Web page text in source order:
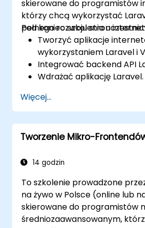
skierowane do programistów
którzy chcą wykorzystać
pełnego rozwoju stron
Pod koniec szkolenia
Tworzyć aplikacje
wykorzystaniem Laravel i
Integrować backend API
Wdrażać aplikację Laravel.
Więcej...
Tworzenie Mikro-
14 godzin
To szkolenie prowadzone
na żywo w Polsce (online lub
skierowane do programistów
średniozaawansowanym,